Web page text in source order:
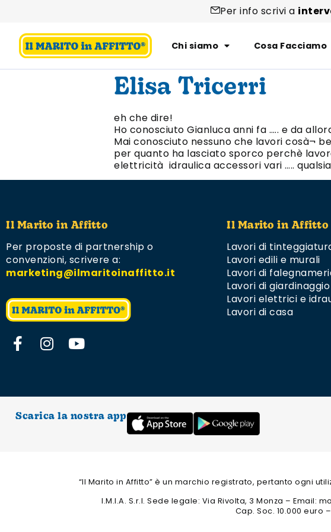
Per info scrivi a
Chi siamo Cosa Facciamo
Elisa Tricerri
eh che dire!
Ho conosciuto Gianluca anni fa ….. e da
Mai conosciuto nessuno che lavori cosà¬
per quanto ha lasciato sporco perchè
elettricità idraulica accessori vari …..
Il Marito in Affitto
Per proposte di partnership o
convenzioni, scrivere a:
marketing@ilmaritoinaffitto.it
Il Marito in Affitto
Lavori di
Lavori edili e murali
Lavori di
Lavori di giardinaggio
Lavori elettrici e
Lavori di casa
Scarica la nostra app
“Il Marito in Affitto” è un marchio registrato, pertanto ogni
I.M.I.A. S.r.l. Sede legale: Via Rivolta, 3 Monza – Email:
Cap. Soc. 10.000 euro